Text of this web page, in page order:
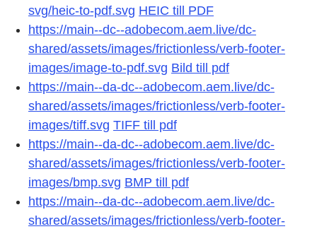
svg/heic-to-pdf.svg HEIC till PDF
https://main--dc--adobecom.aem.live/dc-
shared/assets/images/frictionless/verb-footer-
images/image-to-pdf.svg Bild till pdf
https://main--da-dc--adobecom.aem.live/dc-
shared/assets/images/frictionless/verb-footer-
images/tiff.svg TIFF till pdf
https://main--da-dc--adobecom.aem.live/dc-
shared/assets/images/frictionless/verb-footer-
images/bmp.svg BMP till pdf
https://main--da-dc--adobecom.aem.live/dc-
shared/assets/images/frictionless/verb-footer-